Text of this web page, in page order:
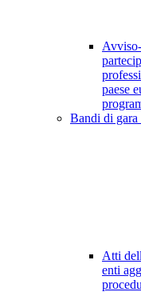
paese
Bandi di gara
Atti
enti